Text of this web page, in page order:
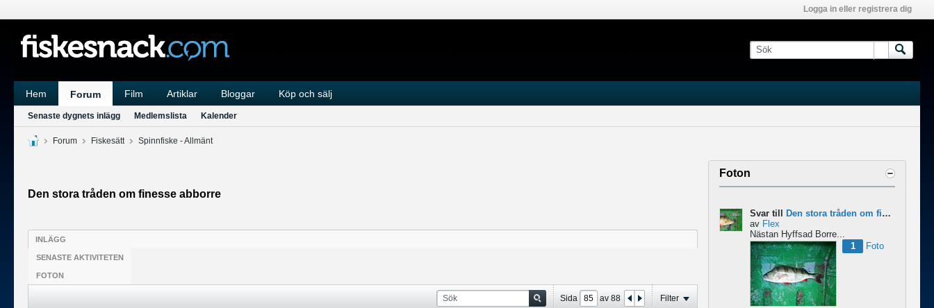
Logga in eller registrera dig
Hem Forum Film Artiklar Bloggar Köp och sälj
Senaste dygnets inlägg Medlemslista Kalender
Forum Fiskesätt Spinnfiske - Allmänt
Den stora tråden om finesse abborre
INLÄGG
SENASTE AKTIVITETEN
FOTON
Sida av 88 Filter
Foton
Svar till
Den stora tråden om finesse abborre
av Flex
Nästan Hyffsad Borre...
1
Foto